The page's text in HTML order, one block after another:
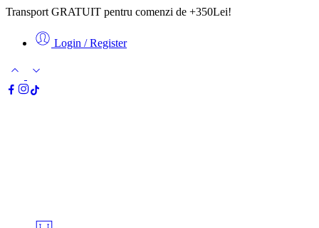
Transport GRATUIT pentru comenzi de +350Lei!
Login / Register